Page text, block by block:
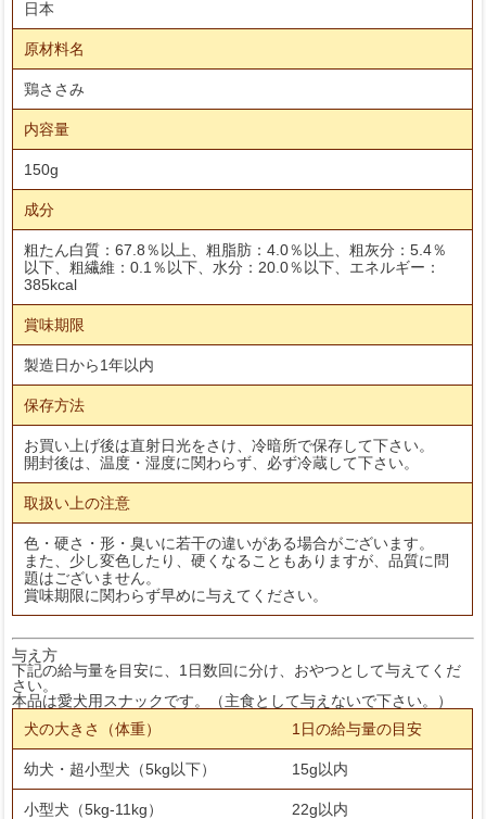
日本
原材料名
鶏ささみ
内容量
150g
成分
粗たん白質：67.8％以上、粗脂肪：4.0％以上、粗灰分：5.4％
以下、粗繊維：0.1％以下、水分：20.0％以下、エネルギー：
385kcal
賞味期限
製造日から1年以内
保存方法
お買い上げ後は直射日光をさけ、冷暗所で保存して下さい。
開封後は、温度・湿度に関わらず、必ず冷蔵して下さい。
取扱い上の注意
色・硬さ・形・臭いに若干の違いがある場合がございます。
また、少し変色したり、硬くなることもありますが、品質に問
題はございません。
賞味期限に関わらず早めに与えてください。
与え方
下記の給与量を目安に、1日数回に分け、おやつとして与えてくだ
さい。
本品は愛犬用スナックです。（主食として与えないで下さい。）
犬の大きさ（体重）
1日の給与量の目安
幼犬・超小型犬（5kg以下） 15g以内
小型犬（5kg-11kg） 22g以内